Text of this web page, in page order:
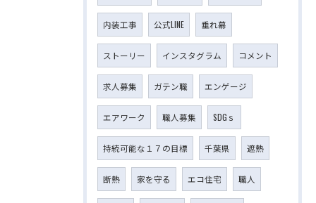
内装工事 公式LINE 垂れ幕
ストーリー インスタグラム コメント
求人募集 ガテン職 エンゲージ
エアワーク 職人募集 SDGｓ
持続可能な１７の目標 千葉県 遮熱
断熱 家を守る エコ住宅 職人